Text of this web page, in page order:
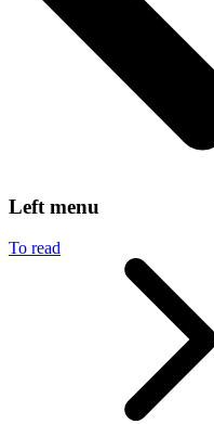
Left menu
To read